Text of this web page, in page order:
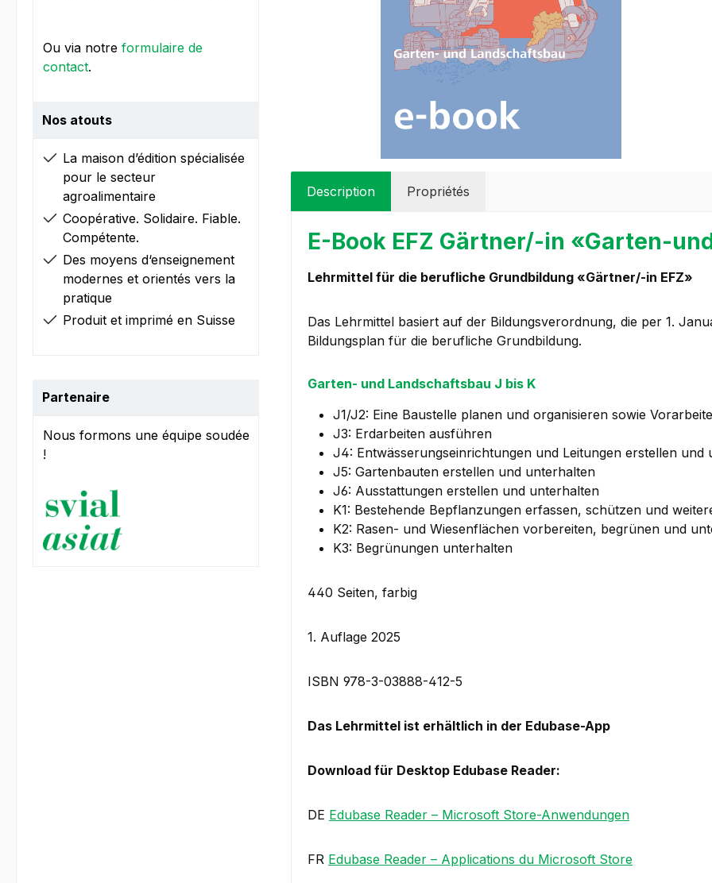
Ou via notre formulaire de
contact.
Nos atouts
La maison d’édition spécialisée
pour le secteur
agroalimentaire
Coopérative. Solidaire. Fiable.
Compétente.
Des moyens d‘enseignement
modernes et orientés vers la
pratique
Produit et imprimé en Suisse
Partenaire
Nous formons une équipe soudée
!
Description Propriétés
E-Book EFZ Gärtner/-in «Garten-
Lehrmittel für die berufliche Grundbildung «Gärtner/-in EFZ»
Das Lehrmittel basiert auf der Bildungsverordnung, die per 1.
Bildungsplan für die berufliche Grundbildung.
Garten- und Landschaftsbau J bis K
J1/J2: Eine Baustelle planen und organisieren sowie
J3: Erdarbeiten ausführen
J4: Entwässerungseinrichtungen und Leitungen erstellen und
J5: Gartenbauten erstellen und unterhalten
J6: Ausstattungen erstellen und unterhalten
K1: Bestehende Bepflanzungen erfassen, schützen und
K2: Rasen- und Wiesenflächen vorbereiten, begrünen und
K3: Begrünungen unterhalten
440 Seiten, farbig
1. Auflage 2025
ISBN 978-3-03888-412-5
Das Lehrmittel ist erhältlich in der Edubase-App
Download für Desktop Edubase Reader:
DE Edubase Reader – Microsoft Store-Anwendungen
FR Edubase Reader – Applications du Microsoft Store